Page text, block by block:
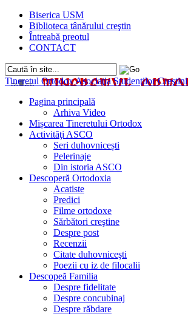
Biserica USM
Biblioteca tânărului creştin
Întreabă preotul
CONTACT
Tineretul OrtodoxAsociaţia Studenţilor
Pagina principală
Arhiva Video
Mișcarea Tineretului Ortodox
Activităţi ASCO
Seri duhovnicești
Pelerinaje
Din istoria ASCO
Descoperă Ortodoxia
Acatiste
Predici
Filme ortodoxe
Sărbători creştine
Despre post
Recenzii
Citate duhovniceşti
Poezii cu iz de filocalii
Descopeă Familia
Despre fidelitate
Despre concubinaj
Despre răbdare